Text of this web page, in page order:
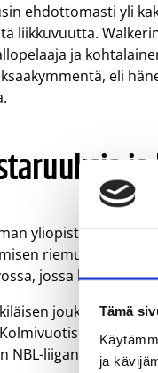
Tämä
ja
ehdottomasti yli
liikkuvuutta.
ja
eli
yliopistosta
riemua kuin
jossa hänet
joukkueensa
NBL-liigan